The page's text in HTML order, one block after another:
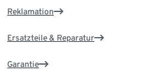
Reklamation
Ersatzteile & Reparatur
Garantie